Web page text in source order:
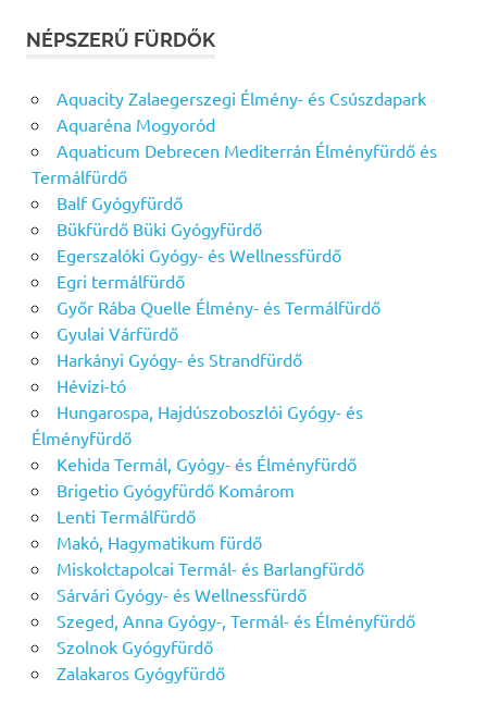
NÉPSZERŰ FÜRDŐK
Aquacity Zalaegerszegi Élmény- és Csúszdapark
Aquaréna Mogyoród
Aquaticum Debrecen Mediterrán Élményfürdő és
Termálfürdő
Balf Gyógyfürdő
Bükfürdő Büki Gyógyfürdő
Egerszalóki Gyógy- és Wellnessfürdő
Egri termálfürdő
Győr Rába Quelle Élmény- és Termálfürdő
Gyulai Várfürdő
Harkányi Gyógy- és Strandfürdő
Hévízi-tó
Hungarospa, Hajdúszoboszlói Gyógy- és
Élményfürdő
Kehida Termál, Gyógy- és Élményfürdő
Brigetio Gyógyfürdő Komárom
Lenti Termálfürdő
Makó, Hagymatikum fürdő
Miskolctapolcai Termál- és Barlangfürdő
Sárvári Gyógy- és Wellnessfürdő
Szeged, Anna Gyógy-, Termál- és Élményfürdő
Szolnok Gyógyfürdő
Zalakaros Gyógyfürdő